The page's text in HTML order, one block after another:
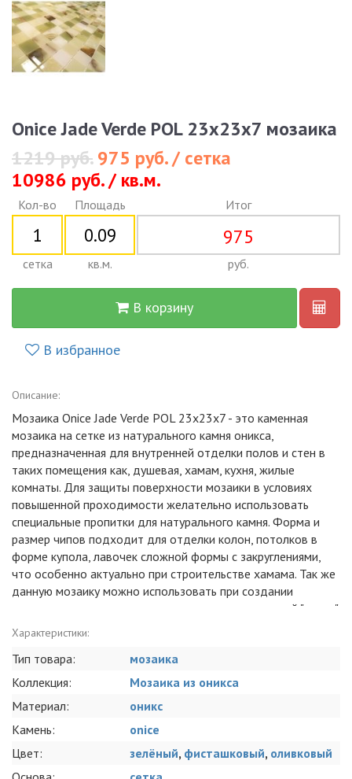
Onice Jade Verde POL 23x23x7 мозаика
1219 руб.975 руб. / сетка
10986 руб. / кв.м.
Кол-во
сетка
Площадь
кв.м.
Итог
975
руб.
В корзину
В избранное
Описание:
Мозаика Onice Jade Verde POL 23x23x7 - это каменная
мозаика на сетке из натурального камня оникса,
предназначенная для внутренней отделки полов и стен в
таких помещения как, душевая, хамам, кухня, жилые
комнаты. Для защиты поверхности мозаики в условиях
повышенной проходимости желательно использовать
специальные пропитки для натурального камня. Форма и
размер чипов подходит для отделки колон, потолков в
форме купола, лавочек сложной формы с закруглениями,
что особенно актуально при строительстве хамама. Так же
данную мозаику можно использовать при создании
художественных панно, как целиком, так и техникой "колка".
Данный образец прекрасно сочетается с различными
видами отделки, будь то натуральное дерево,
керамическая плитка, керамогранит или слэбы из
натурального камня. В составе мозаики - полудрагоценный
интерьера. Можно затирать любыми затирками, но нельзя
использовать кислотные моющие средства, иначе
полированная поверхность помутнеет.Мозаика из оникса
имеет высокую плотность и крепкую структуру, что
Характеристики:
Тип товара:
мозаика
Коллекция:
Мозаика из оникса
Материал:
оникс
Камень:
onice
Цвет:
зелёный, фисташковый, оливковый